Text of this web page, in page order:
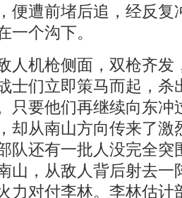
便遭前堵后追，经反复
一个沟下。
机枪侧面，双枪齐发
士们立即策马而起，杀
只要他们再继续向东冲
却从南山方向传来了激
队还有一批人没完全突
山，从敌人背后射去一
力对付李林。李林估计